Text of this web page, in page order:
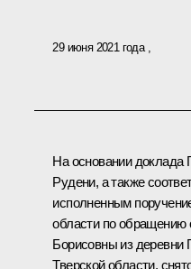
29 июня 2021 года
На основании доклада
Рудени, а также
исполненным
области по
Борисовны из деревни
Тверской области,